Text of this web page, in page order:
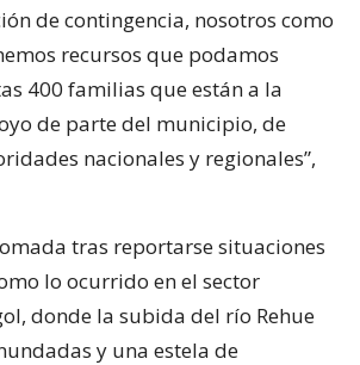
de contingencia, nosotros como
recursos que podamos
400 familias que están a la
de parte del municipio, de
nacionales y regionales”,
tras reportarse situaciones
lo ocurrido en el sector
donde la subida del río Rehue
y una estela de